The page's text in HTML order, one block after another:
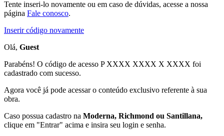
Tente inseri-lo novamente ou em caso de dúvidas, acesse a nossa
página Fale conosco.
Inserir código novamente
Olá, Guest
Parabéns! O código de acesso P XXXX XXXX X XXXX foi
cadastrado com sucesso.
Agora você já pode acessar o conteúdo exclusivo referente à sua
obra.
Caso possua cadastro na Moderna, Richmond ou Santillana,
clique em "Entrar" acima e insira seu login e senha.